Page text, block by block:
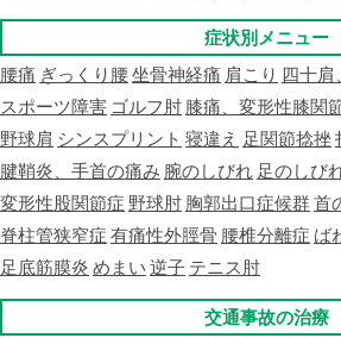
症状別メニュー
腰痛 ぎっくり腰坐骨神経痛 肩こり 四十肩
スポーツ障害 ゴルフ肘 膝痛、変形性膝関
野球肩 シンスプリント 寝違え 足関節捻挫
腱鞘炎、手首の痛み 腕のしびれ 足のしび
変形性股関節症 野球肘 胸郭出口症候群首
脊柱管狭窄症 有痛性外脛骨 腰椎分離症 ば
足底筋膜炎 めまい 逆子 テニス肘
交通事故の治療